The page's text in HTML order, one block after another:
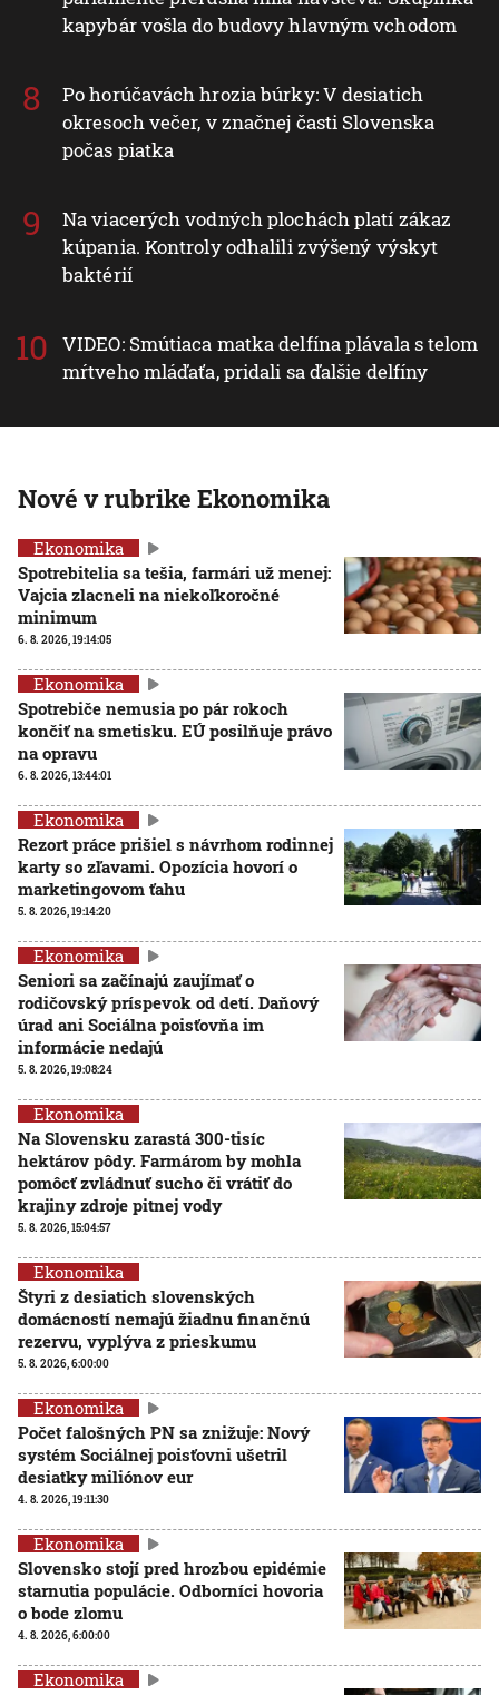
kapybár vošla do budovy hlavným vchodom
Po horúčavách hrozia búrky: V desiatich
okresoch večer, v značnej časti Slovenska
počas piatka
Na viacerých vodných plochách platí zákaz
kúpania. Kontroly odhalili zvýšený výskyt
baktérií
VIDEO: Smútiaca matka delfína plávala s telom
mŕtveho mláďaťa, pridali sa ďalšie delfíny
Nové v rubrike Ekonomika
Ekonomika
Spotrebitelia sa tešia, farmári už menej:
Vajcia zlacneli na niekoľkoročné
minimum
6. 8. 2026, 19:14:05
Ekonomika
Spotrebiče nemusia po pár rokoch
končiť na smetisku. EÚ posilňuje právo
na opravu
6. 8. 2026, 13:44:01
Ekonomika
Rezort práce prišiel s návrhom rodinnej
karty so zľavami. Opozícia hovorí o
marketingovom ťahu
5. 8. 2026, 19:14:20
Ekonomika
Seniori sa začínajú zaujímať o
rodičovský príspevok od detí. Daňový
úrad ani Sociálna poisťovňa im
informácie nedajú
5. 8. 2026, 19:08:24
Ekonomika
Na Slovensku zarastá 300-tisíc
hektárov pôdy. Farmárom by mohla
pomôcť zvládnuť sucho či vrátiť do
krajiny zdroje pitnej vody
5. 8. 2026, 15:04:57
Ekonomika
Štyri z desiatich slovenských
domácností nemajú žiadnu finančnú
rezervu, vyplýva z prieskumu
5. 8. 2026, 6:00:00
Ekonomika
Počet falošných PN sa znižuje: Nový
systém Sociálnej poisťovni ušetril
desiatky miliónov eur
4. 8. 2026, 19:11:30
Ekonomika
Slovensko stojí pred hrozbou epidémie
starnutia populácie. Odborníci hovoria
o bode zlomu
4. 8. 2026, 6:00:00
Ekonomika